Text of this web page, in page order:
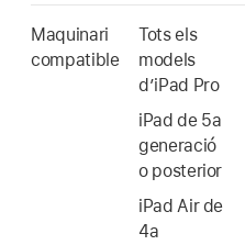
Maquinari
compatible
Tots els
models
d’iPad Pro
iPad de 5a
generació
o posterior
iPad Airde
4a